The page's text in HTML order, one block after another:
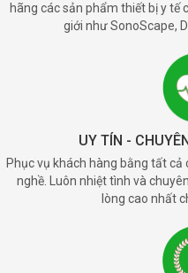
hãng các sản phẩm thiết bị y
giới như SonoScape,
UY TÍN -
Phục vụ khách hàng bằng tất cả
nghề. Luôn nhiệt tình và
lòng cao nhất